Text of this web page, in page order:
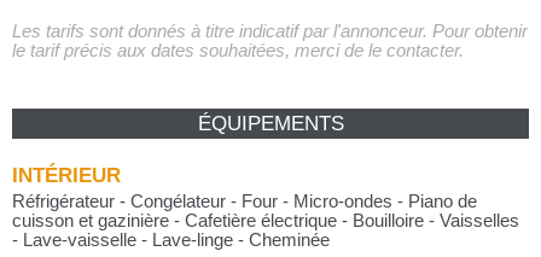
Les tarifs sont donnés à titre indicatif par l'annonceur. Pour obtenir
le tarif précis aux dates souhaitées, merci de le contacter.
ÉQUIPEMENTS
INTÉRIEUR
Réfrigérateur - Congélateur - Four - Micro-ondes - Piano de
cuisson et gazinière - Cafetière électrique - Bouilloire - Vaisselles
- Lave-vaisselle - Lave-linge - Cheminée